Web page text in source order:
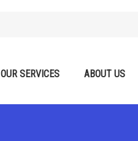
OUR SERVICES ABOUT US